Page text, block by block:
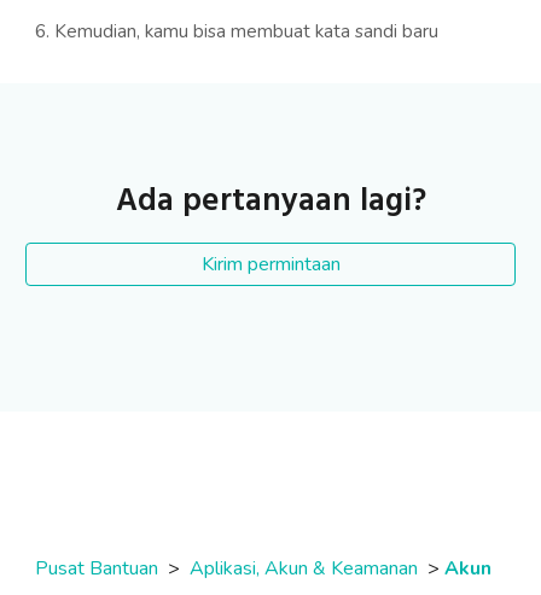
6. Kemudian, kamu bisa membuat kata sandi baru
Ada pertanyaan lagi?
Kirim permintaan
Pusat Bantuan > Aplikasi, Akun & Keamanan >Akun